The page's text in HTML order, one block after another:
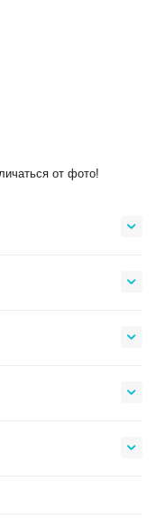
от фото!